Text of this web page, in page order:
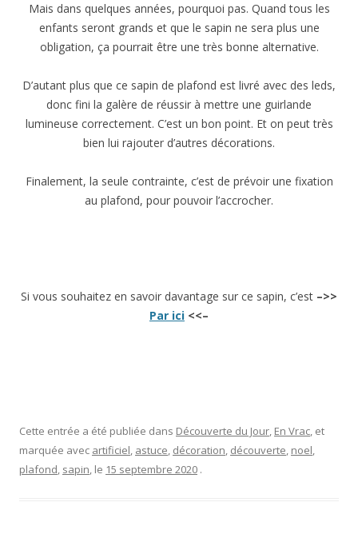
Mais dans quelques années, pourquoi pas. Quand tous les
enfants seront grands et que le sapin ne sera plus une
obligation, ça pourrait être une très bonne alternative.
D’autant plus que ce sapin de plafond est livré avec des leds,
donc fini la galère de réussir à mettre une guirlande
lumineuse correctement. C’est un bon point. Et on peut très
bien lui rajouter d’autres décorations.
Finalement, la seule contrainte, c’est de prévoir une fixation
au plafond, pour pouvoir l’accrocher.
Si vous souhaitez en savoir davantage sur ce sapin, c’est –>>
Par ici <<–
Cette entrée a été publiée dans Découverte du Jour, En Vrac, et
marquée avec artificiel, astuce, décoration, découverte, noel,
plafond, sapin, le 15 septembre 2020 .